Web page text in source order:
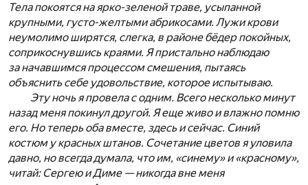
Тела покоятся на ярко-зеленой траве, усыпанной
крупными, густо-желтыми абрикосами. Лужи крови
неумолимо ширятся, слегка, в районе бёдер покойных,
соприкоснувшись краями. Я пристально наблюдаю
за начавшимся процессом смешения, пытаясь
объяснить себе удовольствие, которое испытываю.
Эту ночь я провела с одним. Всего несколько минут
назад меня покинул другой. Я еще живо и влажно помню
его. Но теперь оба вместе, здесь и сейчас. Синий
костюм у красных штанов. Сочетание цветов я уловила
давно, но всегда думала, что им, «синему» и «красному»,
читай: Сергею и Диме — никогда вне меня